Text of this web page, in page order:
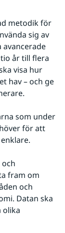
metodik för
sig av
år till flera
visa hur
hav – och ge
som under
för att
fram om
och
Datan ska
olika